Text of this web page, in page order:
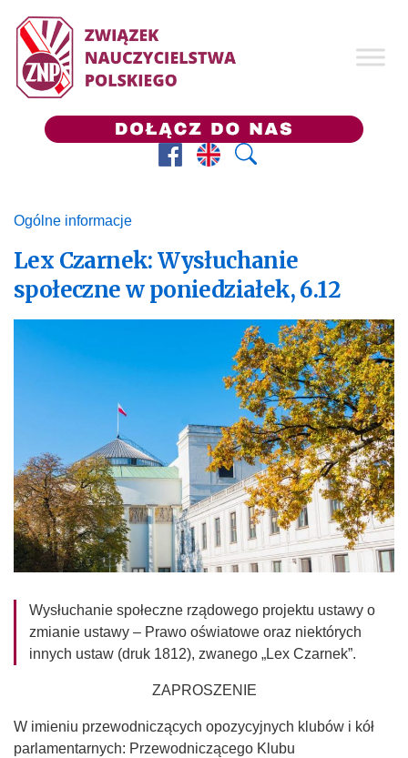
FacebookPrezes ZNP
Wyszukaj
Ogólne informacje
Lex Czarnek: Wysłuchanie
społeczne w poniedziałek, 6.12
Wysłuchanie społeczne rządowego projektu ustawy o
zmianie ustawy – Prawo oświatowe oraz niektórych
innych ustaw (druk 1812), zwanego „Lex Czarnek”.
ZAPROSZENIE
W imieniu przewodniczących opozycyjnych klubów i kół
parlamentarnych: Przewodniczącego Klubu